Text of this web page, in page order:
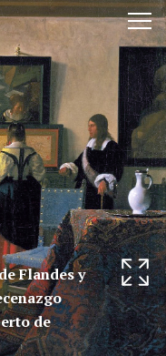
Flandes y
de